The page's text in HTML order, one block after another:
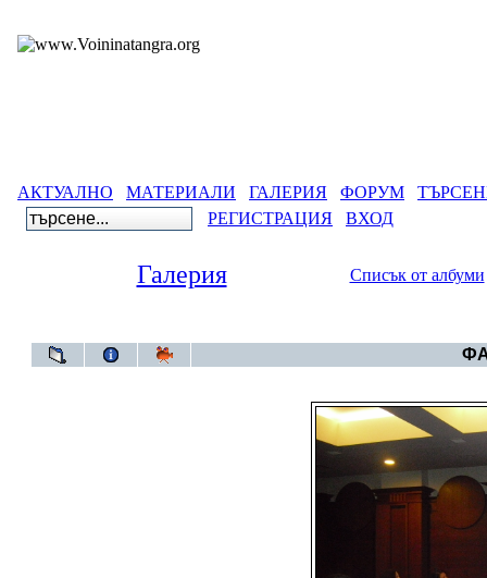
АКТУАЛНО МАТЕРИАЛИ ГАЛЕРИЯ ФОРУМ
РЕГИСТРАЦИЯ
ВХОД
Галерия Списък от албуми